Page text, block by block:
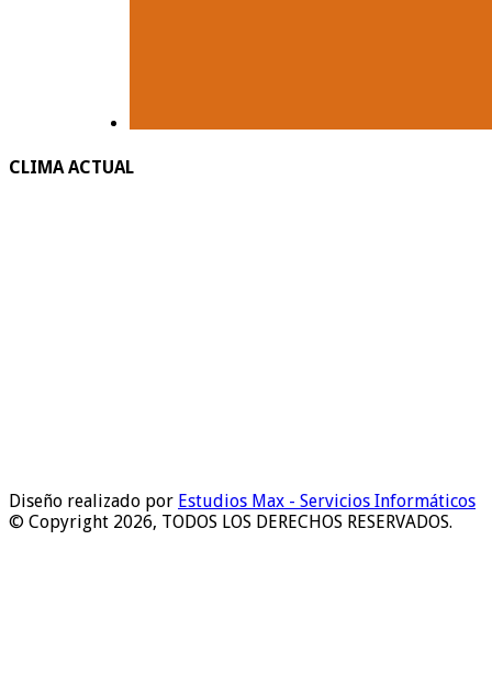
CLIMA ACTUAL
Diseño realizado por Estudios Max - Servicios Informáticos
© Copyright 2026, TODOS LOS DERECHOS RESERVADOS.